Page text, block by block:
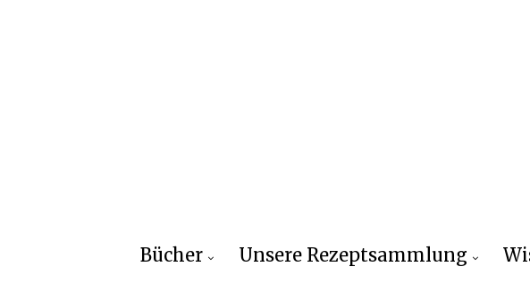
Bücher Unsere Rezeptsammlung